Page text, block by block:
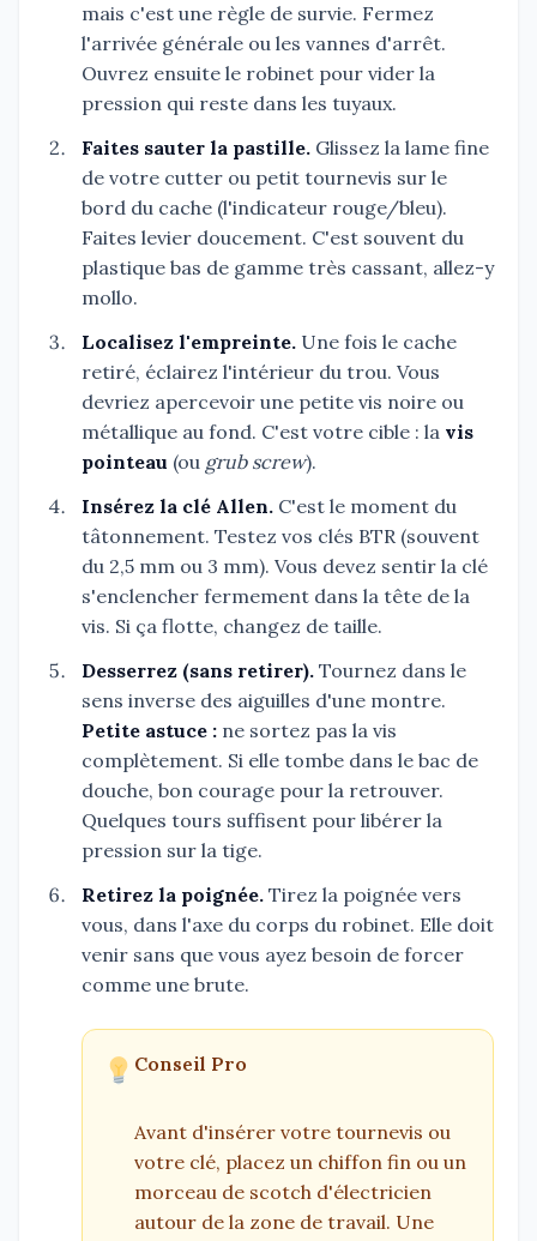
mais c'est une règle de survie. Fermez
l'arrivée générale ou les vannes d'arrêt.
Ouvrez ensuite le robinet pour vider la
pression qui reste dans les tuyaux.
Faites sauter la pastille. Glissez la lame fine
de votre cutter ou petit tournevis sur le
bord du cache (l'indicateur rouge/bleu).
Faites levier doucement. C'est souvent du
plastique bas de gamme très cassant, allez-y
mollo.
Localisez l'empreinte. Une fois le cache
retiré, éclairez l'intérieur du trou. Vous
devriez apercevoir une petite vis noire ou
métallique au fond. C'est votre cible : la vis
pointeau (ou grub screw).
Insérez la clé Allen. C'est le moment du
tâtonnement. Testez vos clés BTR (souvent
du 2,5 mm ou 3 mm). Vous devez sentir la clé
s'enclencher fermement dans la tête de la
vis. Si ça flotte, changez de taille.
Desserrez (sans retirer). Tournez dans le
sens inverse des aiguilles d'une montre.
Petite astuce : ne sortez pas la vis
complètement. Si elle tombe dans le bac de
douche, bon courage pour la retrouver.
Quelques tours suffisent pour libérer la
pression sur la tige.
Retirez la poignée. Tirez la poignée vers
vous, dans l'axe du corps du robinet. Elle doit
venir sans que vous ayez besoin de forcer
comme une brute.
Conseil Pro
Avant d'insérer votre tournevis ou
votre clé, placez un chiffon fin ou un
morceau de scotch d'électricien
autour de la zone de travail. Une